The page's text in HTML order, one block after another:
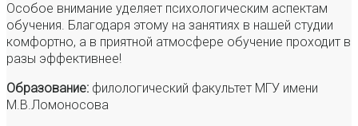
Особое внимание уделяет психологическим аспектам
обучения. Благодаря этому на занятиях в нашей студии
комфортно, а в приятной атмосфере обучение проходит в
разы эффективнее!
Образование: филологический факультет МГУ имени
М.В.Ломоносова